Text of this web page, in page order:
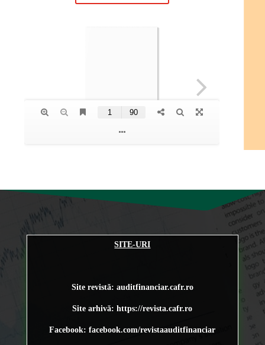
SITE-URI
Site revistă: auditfinanciar.cafr.ro
Site arhivă:https://revista.cafr.ro
Facebook: facebook.com/revistaauditfinanciar